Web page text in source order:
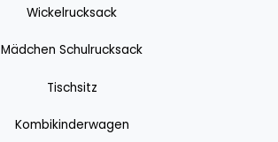
Wickelrucksack
Mädchen Schulrucksack
Tischsitz
Kombikinderwagen